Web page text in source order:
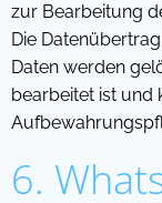
zur Bearbeitung
Die
Daten werden
bearbeitet ist und
6.